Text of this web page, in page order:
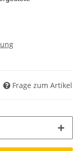
Frage zum Artikel